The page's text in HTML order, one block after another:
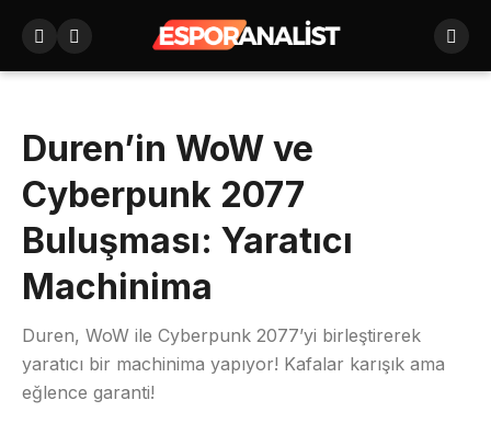
Duren’in WoW ve
Cyberpunk 2077
Buluşması: Yaratıcı
Machinima
Duren, WoW ile Cyberpunk 2077’yi birleştirerek
yaratıcı bir machinima yapıyor! Kafalar karışık ama
eğlence garanti!